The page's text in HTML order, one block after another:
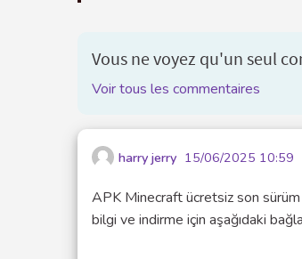
Vous ne voyez qu'un seul
Voir tous les commentaires
harry jerry 15/06/2025 10:59
APK Minecraft ücretsiz son
bilgi ve indirme için aşağıdaki